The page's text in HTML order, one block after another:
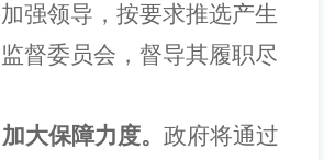
强领导，按要求推选产生
督委员会，督导其履职尽
加大保障力度。 政府将通过